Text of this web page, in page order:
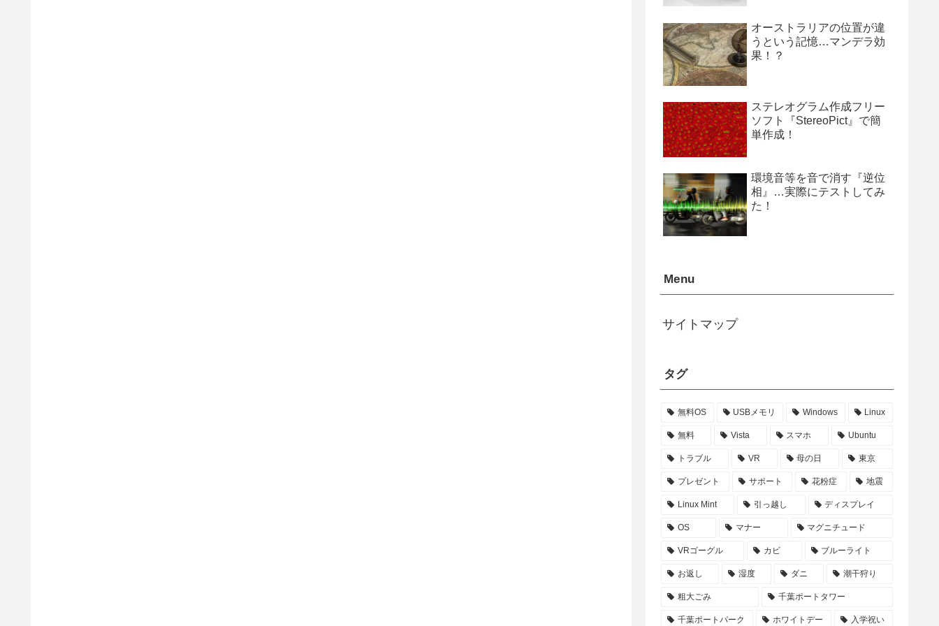
オーストラリアの位置が違
うという記憶…マンデラ効
果！？
ステレオグラム作成フリー
ソフト『StereoPict』で簡
単作成！
環境音等を音で消す『逆位
相』…実際にテストしてみ
た！
Menu
サイトマップ
タグ
無料OS USBメモリ Windows Linux
無料 Vista スマホ Ubuntu
トラブル VR 母の日 東京
プレゼント サポート 花粉症 地震
Linux Mint 引っ越し ディスプレイ
OS マナー マグニチュード
VRゴーグル カビ ブルーライト
お返し 湿度 ダニ 潮干狩り
粗大ごみ 千葉ポートタワー
千葉ポートパーク ホワイトデー 入学祝い